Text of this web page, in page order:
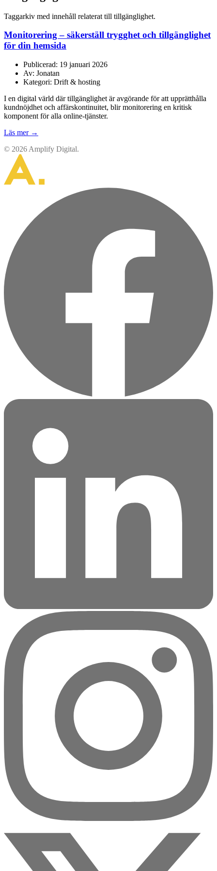
Taggarkiv med innehåll relaterat till tillgänglighet.
Monitorering – säkerställ trygghet och tillgänglighet
för din hemsida
Publicerad: 19 januari 2026
Av: Jonatan
Kategori: Drift & hosting
I en digital värld där tillgänglighet är avgörande för att upprätthålla
kundnöjdhet och affärskontinuitet, blir monitorering en kritisk
komponent för alla online-tjänster.
Läs mer →
© 2026 Amplify Digital.